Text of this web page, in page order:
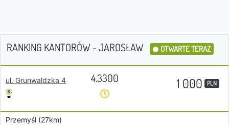
RANKING KANTORÓW - JAROSŁAW OTWARTE TERAZ
ul. Grunwaldzka 4 4.3300 1 000 PLN
Przemyśl (27km)